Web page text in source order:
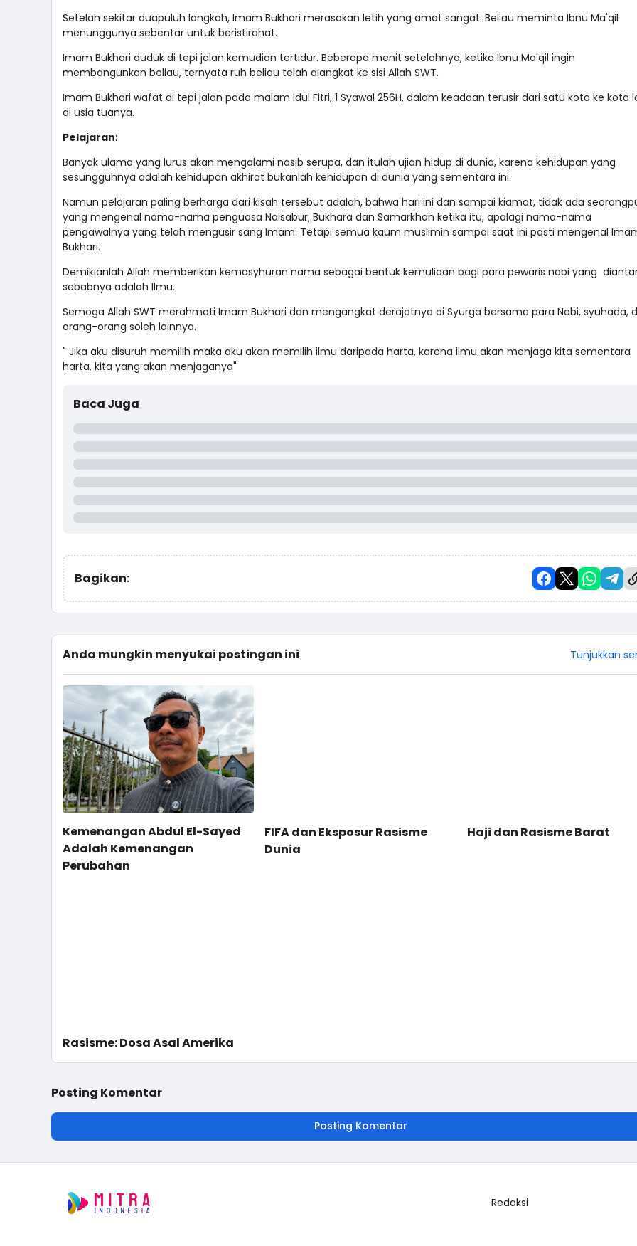
Setelah sekitar duapuluh langkah, Imam Bukhari merasakan letih yang amat sangat. Beliau meminta Ibnu Ma'qil
menunggunya sebentar untuk beristirahat.
Imam Bukhari duduk di tepi jalan kemudian tertidur. Beberapa menit setelahnya, ketika Ibnu Ma'qil ingin
membangunkan beliau, ternyata ruh beliau telah diangkat ke sisi Allah SWT.
Imam Bukhari wafat di tepi jalan pada malam Idul Fitri, 1 Syawal 256H, dalam keadaan terusir dari satu kota ke kota
di usia tuanya.
Pelajaran:
Banyak ulama yang lurus akan mengalami nasib serupa, dan itulah ujian hidup di dunia, karena kehidupan yang
sesungguhnya adalah kehidupan akhirat bukanlah kehidupan di dunia yang sementara ini.
Namun pelajaran paling berharga dari kisah tersebut adalah, bahwa hari ini dan sampai kiamat, tidak ada
yang mengenal nama-nama penguasa Naisabur, Bukhara dan Samarkhan ketika itu, apalagi nama-nama
pengawalnya yang telah mengusir sang Imam. Tetapi semua kaum muslimin sampai saat ini pasti mengenal
Bukhari.
Demikianlah Allah memberikan kemasyhuran nama sebagai bentuk kemuliaan bagi para pewaris nabi yang
sebabnya adalah Ilmu.
Semoga Allah SWT merahmati Imam Bukhari dan mengangkat derajatnya di Syurga bersama para Nabi, syuhada,
orang-orang soleh lainnya.
" Jika aku disuruh memilih maka aku akan memilih ilmu daripada harta, karena ilmu akan menjaga kita sementara
harta, kita yang akan menjaganya"
Baca Juga
Bagikan:
Anda mungkin menyukai postingan ini Tunjukkan
Kemenangan Abdul El-Sayed
Adalah Kemenangan
Perubahan
FIFA dan Eksposur Rasisme
Dunia
Haji dan Rasisme Barat
Rasisme: Dosa Asal Amerika
Posting Komentar
Posting Komentar
Redaksi